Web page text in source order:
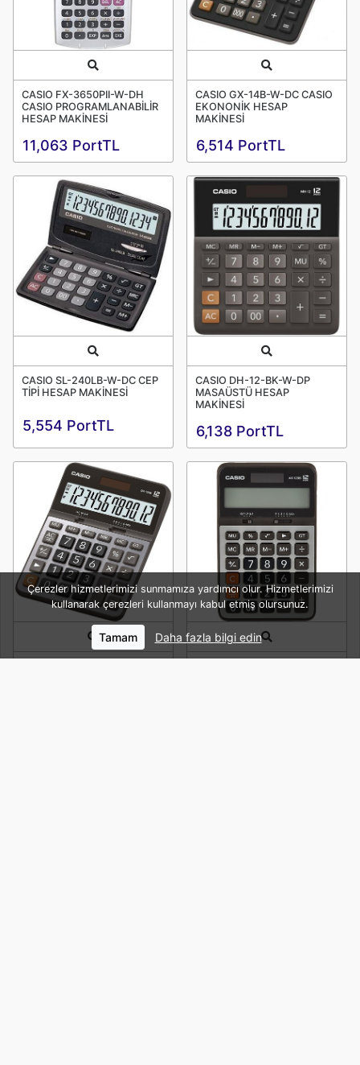
Quick View
CASIO FX-3650PII-W-DH
CASIO PROGRAMLANABİLİR
HESAP MAKİNESİ
11,063 PortTL
Quick View
CASIO GX-14B-W-DC CASIO
EKONONİK HESAP
MAKİNESİ
6,514 PortTL
Quick View
CASIO SL-240LB-W-DC CEP
TİPİ HESAP MAKİNESİ
5,554 PortTL
Quick View
CASIO DH-12-BK-W-DP
MASAÜSTÜ HESAP
MAKİNESİ
6,138 PortTL
Quick View Quick View
Çerezler hizmetlerimizi sunmamıza yardımcı olur. Hizmetlerimizi
kullanarak çerezleri kullanmayı kabul etmiş olursunuz.
Tamam Daha fazla bilgi edin